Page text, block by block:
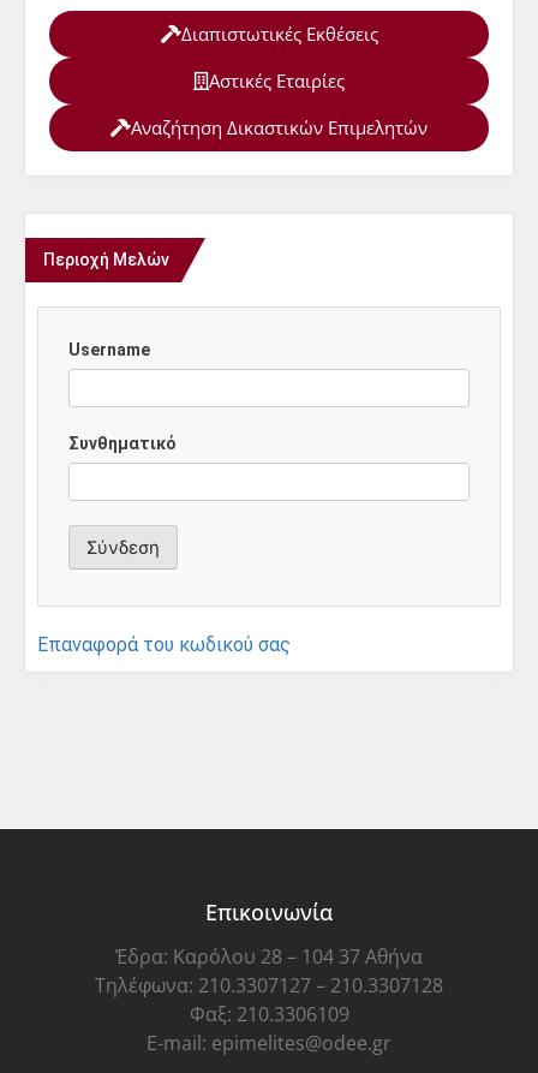
Διαπιστωτικές Εκθέσεις
Αστικές Εταιρίες
Αναζήτηση Δικαστικών Επιμελητών
Περιοχή Μελών
Username
Συνθηματικό
Επαναφορά του κωδικού σας
Επικοινωνία
Έδρα: Καρόλου 28 – 104 37 Αθήνα
Τηλέφωνα: 210.3307127 – 210.3307128
Φαξ: 210.3306109
E-mail: epimelites@odee.gr